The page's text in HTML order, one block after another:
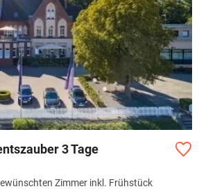
3 Tage
Zimmer inkl. Frühstück